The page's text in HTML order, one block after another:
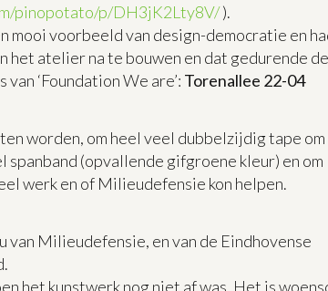
pinopotato/p/DH3jK2Lty8V/).
mooi voorbeeld van design-democratie en
het atelier na te bouwen en dat gedurende de
‘Foundation We are’: Torenallee 22-04
worden, om heel veel dubbelzijdig tape om
(opvallende gifgroene kleur) en om
werk en of Milieudefensie kon helpen.
van Milieudefensie, en van de Eindhovense
het kunstwerk nog niet af was. Het is